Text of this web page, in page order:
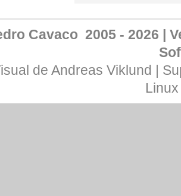
Cavaco 2005 - 2026 |
de Andreas Viklund |
Linux